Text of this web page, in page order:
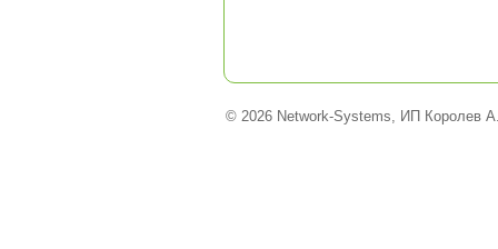
© 2026 Network-Systems, ИП Королев